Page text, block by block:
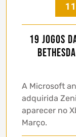
19 jogos
A Microsoft
adquirida
aparecer no
Março.